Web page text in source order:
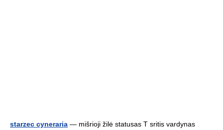
starzec cyneraria — mišrioji žilė statusas T sritis vardynas